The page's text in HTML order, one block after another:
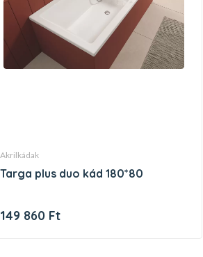
akrilkádak
targa plus duo kád 180*80
149 860 Ft